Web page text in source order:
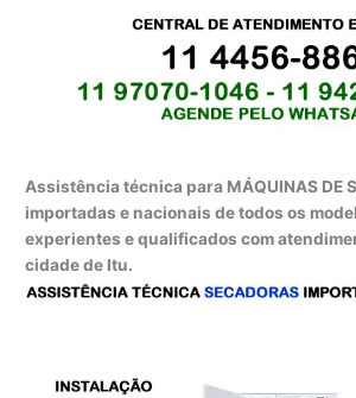
Assistência técnica para MÁQUINAS DE
importadas e nacionais de todos os
experientes e qualificados com
cidade de Itu.